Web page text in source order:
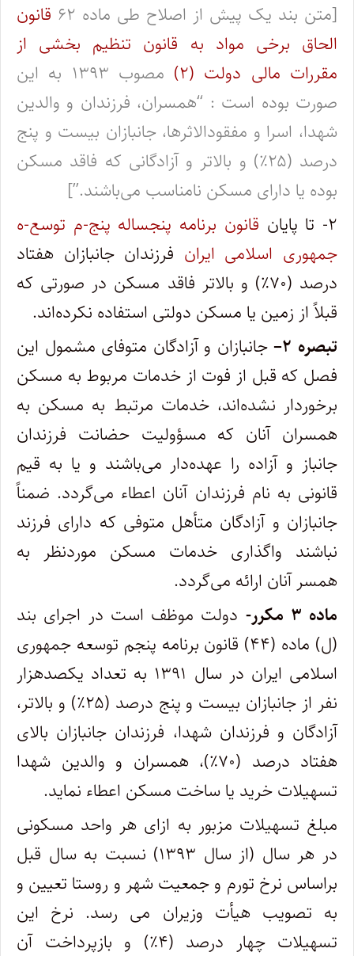
[متن بند یک پیش از اصلاح طی ماده ۶۲
قانون
الحاق برخی مواد به قانون تنظیم بخشی از
مقررات مالی دولت (۲)
مصوب ۱۳۹۳ به این
صورت بوده است : “همسران، فرزندان و والدین
شهدا، اسرا و مفقودالاثرها، جانبازان بیست و پنج
درصد (۲۵٪) و بالاتر و آزادگانی که فاقد مسکن
بوده یا دارای مسکن نامناسب می‌باشند.”]
۲- تا پایان
قانون برنامه پنجساله پنج-م توسع-ه
جمهوری اسلامی ایران فرزندان جانبازان هفتاد
درصد (۷۰٪) و بالاتر فاقد مسکن در صورتی که
قبلاً از زمین یا مسکن دولتی استفاده نکرده‌اند.
تبصره ۲–جانبازان و آزادگان متوفای مشمول این
فصل که قبل از فوت از خدمات مربوط به مسکن
برخوردار نشده‌اند، خدمات مرتبط به مسکن به
همسران آنان که مسؤولیت حضانت فرزندان
جانباز و آزاده را عهده‌دار می‌باشند و یا به قیم
قانونی به نام فرزندان آنان اعطاء می‌گردد. ضمناً
جانبازان و آزادگان متأهل متوفی که دارای فرزند
نباشند واگذاری خدمات مسکن موردنظر به
همسر آنان ارائه می‌گردد.
ماده ۳ مکرر- دولت موظف است در اجرای بند
(ل) ماده (۴۴) قانون برنامه پنجم توسعه جمهوری
اسلامی ایران در سال ۱۳۹۱ به تعداد یکصدهزار
نفر از جانبازان بیست و پنج درصد (۲۵٪) و بالاتر،
آزادگان و فرزندان شهدا، فرزندان جانبازان بالای
هفتاد درصد (۷۰٪)، همسران و والدین شهدا
تسهیلات خرید یا ساخت مسکن اعطاء نماید.
مبلغ تسهیلات مزبور به ازای هر واحد مسکونی
در هر سال (از سال ۱۳۹۳) نسبت به سال قبل
براساس نرخ تورم و جمعیت شهر و روستا تعیین و
به تصویب هیأت وزیران می رسد. نرخ این
تسهیلات چهار درصد (۴٪) و بازپرداخت آن